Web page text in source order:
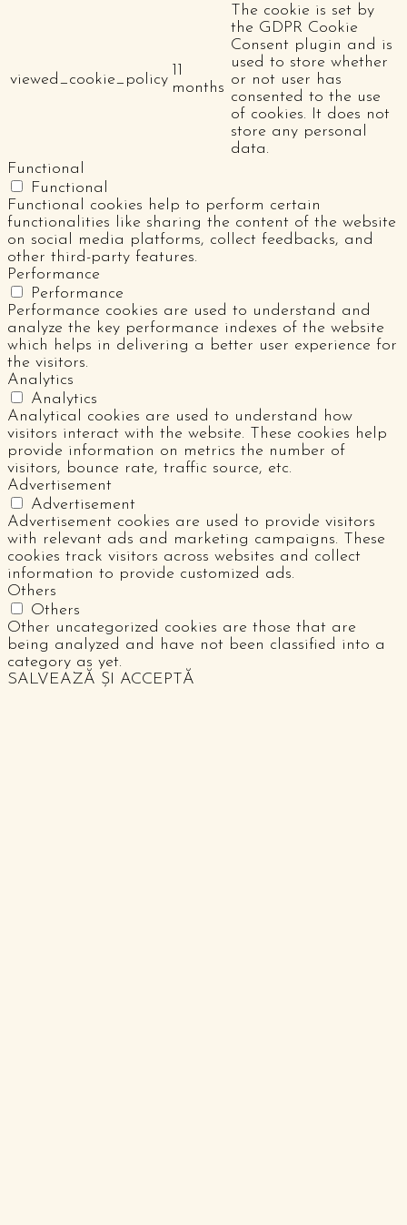
viewed_cookie_policy
11
months
The cookie is set by
the GDPR Cookie
Consent plugin and is
used to store whether
or not user has
consented to the use
of cookies. It does not
store any personal
data.
Functional
Functional
Functional cookies help to perform certain
functionalities like sharing the content of the website
on social media platforms, collect feedbacks, and
other third-party features.
Performance
Performance
Performance cookies are used to understand and
analyze the key performance indexes of the website
which helps in delivering a better user experience for
the visitors.
Analytics
Analytics
Analytical cookies are used to understand how
visitors interact with the website. These cookies help
provide information on metrics the number of
visitors, bounce rate, traffic source, etc.
Advertisement
Advertisement
Advertisement cookies are used to provide visitors
with relevant ads and marketing campaigns. These
cookies track visitors across websites and collect
information to provide customized ads.
Others
Others
Other uncategorized cookies are those that are
being analyzed and have not been classified into a
category as yet.
SALVEAZĂ ȘI ACCEPTĂ